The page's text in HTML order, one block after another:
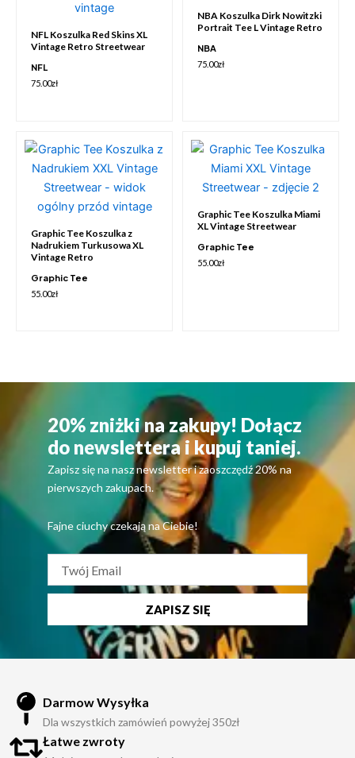
NFL Koszulka Red Skins XL
Vintage Retro Streetwear
NFL
75.00zł
NBA Koszulka Dirk Nowitzki
Portrait Tee L Vintage Retro
NBA
75.00zł
Graphic Tee Koszulka z
Nadrukiem Turkusowa XL
Vintage Retro
Graphic Tee
55.00zł
Graphic Tee Koszulka Miami
XL Vintage Streetwear
Graphic Tee
55.00zł
20% zniżki na zakupy! Dołącz
do newslettera i kupuj taniej.
Zapisz się na nasz newsletter i zaoszczędź 20% na
pierwszych zakupach.
Fajne ciuchy czekają na Ciebie!
ZAPISZ SIĘ
Darmow Wysyłka
Dla wszystkich zamówień powyżej 350zł
Łatwe zwroty